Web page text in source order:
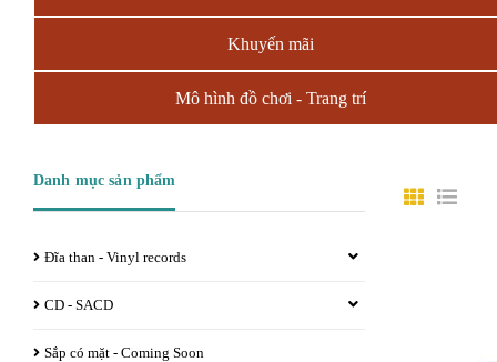
Khuyến mãi
Mô hình đồ chơi - Trang trí
Danh mục sản phẩm
Đĩa than - Vinyl records
CD - SACD
Sắp có mặt - Coming Soon